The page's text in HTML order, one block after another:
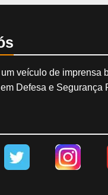
veículo de imprensa
Defesa e Segurança